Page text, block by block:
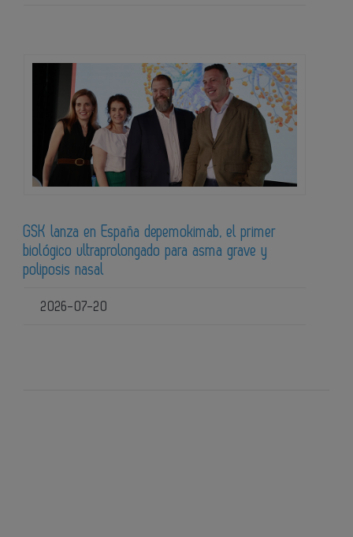
GSK lanza en España depemokimab, el primer
biológico ultraprolongado para asma grave y
poliposis nasal
2026-07-20